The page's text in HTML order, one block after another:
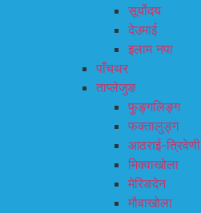
सूर्योदय
देउमाई
इलाम नपा
पाँचथर
ताप्लेजुङ
फुङ्गलिङ्ग
फक्तालुङ्ग
आठराई-त्रिवेणी
मिक्वाखोला
मेरिङदेन
मौवाखोला